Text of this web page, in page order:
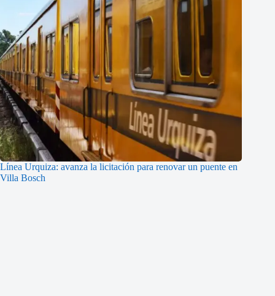
Línea Urquiza: avanza la licitación para renovar un puente en
Villa Bosch